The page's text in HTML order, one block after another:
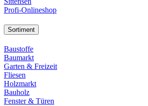
Profi-Onlineshop
Sortiment
Baustoffe
Baumarkt
Garten & Freizeit
Fliesen
Holzmarkt
Bauholz
Fenster & Türen